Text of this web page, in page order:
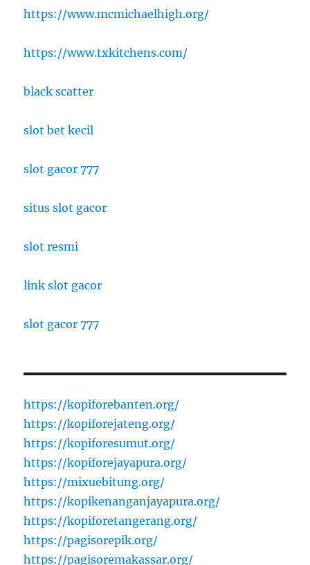
https://www.mcmichaelhigh.org/
https://www.txkitchens.com/
black scatter
slot bet kecil
slot gacor 777
situs slot gacor
slot resmi
link slot gacor
slot gacor 777
https://kopiforebanten.org/
https://kopiforejateng.org/
https://kopiforesumut.org/
https://kopiforejayapura.org/
https://mixuebitung.org/
https://kopikenanganjayapura.org/
https://kopiforetangerang.org/
https://pagisorepik.org/
https://pagisoremakassar.org/